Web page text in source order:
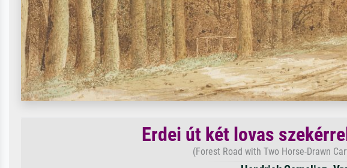
Erdei út két lovas
(Forest Road with Two Horse-Drawn